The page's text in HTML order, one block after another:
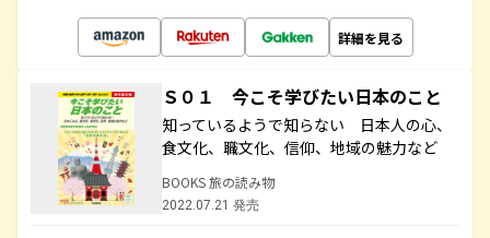
詳細を見る
Ｓ０１ 今こそ学びたい日本のこと
知っているようで知らない 日本人の心、
食文化、職文化、信仰、地域の魅力など
BOOKS 旅の読み物
2022.07.21 発売